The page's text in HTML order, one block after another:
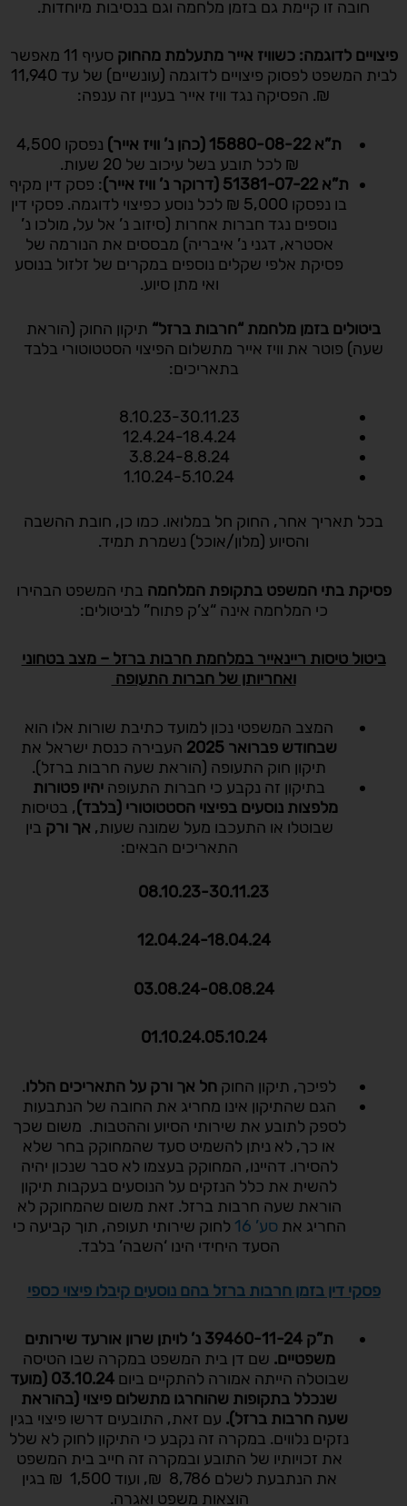
חובה זו קיימת גם בזמן מלחמה וגם בנסיבות מיוחדות.
פיצויים לדוגמה: כשוויז אייר מתעלמת מהחוק
סעיף 11 מאפשר
לבית המשפט לפסוק פיצויים לדוגמה (עונשיים) של עד 11,940
₪. הפסיקה נגד וויז אייר בעניין זה ענפה:
ת”א 15880-08-22 (כהן נ’ וויז אייר)
נפסקו 4,500
₪ לכל תובע בשל עיכוב של 20 שעות.
ת”א 51381-07-22 (דרוקר נ’ וויז אייר)
: פסק דין מקיף
בו נפסקו 5,000 ₪ לכל נוסע כפיצוי לדוגמה. פסקי דין
נוספים נגד חברות אחרות (סיזוב נ’ אל על, מולכו נ’
אסטרא, דגני נ’ איבריה) מבססים את הנורמה של
פסיקת אלפי שקלים נוספים במקרים של זלזול בנוסע
ואי מתן סיוע.
ביטולים בזמן מלחמת “חרבות ברזל“ תיקון החוק (הוראת
שעה) פוטר את וויז אייר מתשלום הפיצוי הסטטוטורי בלבד
בתאריכים:
8.10.23-30.11.23
12.4.24-18.4.24
3.8.24-8.8.24
1.10.24-5.10.24
בכל תאריך אחר, החוק חל במלואו. כמו כן, חובת ההשבה
והסיוע (מלון/אוכל) נשמרת תמיד.
פסיקת בתי המשפט בתקופת המלחמה בתי המשפט הבהירו
כי המלחמה אינה “צ’ק פתוח” לביטולים:
ביטול טיסות ריינאייר במלחמת חרבות ברזל – מצב בטחוני
ואחריותן של חברות התעופה
המצב המשפטי נכון למועד כתיבת שורות אלו הוא
שבחודש פברואר 2025 העבירה כנסת ישראל את
תיקון חוק התעופה (הוראת שעה חרבות ברזל).
בתיקון זה נקבע כי חברות התעופה יהיו פטורות
מלפצות נוסעים בפיצוי הסטטוטורי (בלבד), בטיסות
שבוטלו או התעכבו מעל שמונה שעות, אך ורק בין
התאריכים הבאים:
08.10.23-30.11.23
12.04.24-18.04.24
03.08.24-08.08.24
01.10.24.05.10.24
לפיכך, תיקון החוק חל אך ורק על התאריכים הללו.
הגם שהתיקון אינו מחריג את החובה של הנתבעות
לספק לתובע את שירותי הסיוע וההטבות. משום שכך
או כך, לא ניתן להשמיט סעד שהמחוקק בחר שלא
להסירו. דהיינו, המחוקק בעצמו לא סבר שנכון יהיה
להשית את כלל הנזקים על הנוסעים בעקבות תיקון
הוראת שעה חרבות ברזל. זאת משום שהמחוקק לא
החריג אתסע’ 16
לחוק שירותי תעופה, תוך קביעה כי
הסעד היחידי הינו ‘השבה’ בלבד.
פסקי דין בזמן חרבות ברזל בהם נוסעים קיבלו פיצוי כספי
ת”ק 39460-11-24 נ’ לויתן שרון אורעד שירותים
משפטיים. שם דן בית המשפט במקרה שבו הטיסה
שבוטלה הייתה אמורה להתקיים ביום
03.10.24 (מועד
שנכלל בתקופות שהוחרגו מתשלום פיצוי (בהוראת
שעה חרבות ברזל). עם זאת, התובעים דרשו פיצוי בגין
נזקים נלווים. במקרה זה נקבע כי התיקון לחוק לא שלל
את זכויותיו של התובע ובמקרה זה חייב בית המשפט
את הנתבעת לשלם 8,786 ₪, ועוד 1,500 ₪ בגין
הוצאות משפט ואגרה.